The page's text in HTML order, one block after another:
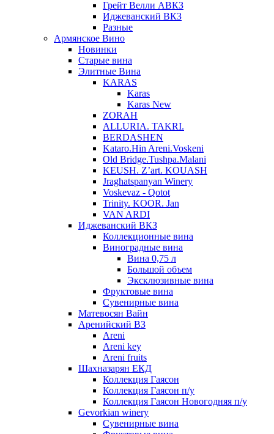
Грейт Велли АВКЗ
Иджеванский ВКЗ
Разные
Армянское Вино
Новинки
Старые вина
Элитные Вина
KARAS
Karas
Karas New
ZORAH
ALLURIA. TAKRI.
BERDASHEN
Kataro.Hin Areni.Voskeni
Old Bridge.Tushpa.Malani
KEUSH. Z’art. KOUASH
Jraghatspanyan Winery
Voskevaz - Qotot
Trinity. KOOR. Jan
VAN ARDI
Иджеванский ВКЗ
Коллекционные вина
Виноградные вина
Вина 0,75 л
Большой объем
Эксклюзивные вина
Фруктовые вина
Cувенирные вина
Матевосян Вайн
Аренийский ВЗ
Areni
Areni key
Areni fruits
Шахназарян ЕКД
Коллекция Гаясон
Коллекция Гаясон п/у
Коллекция Гаясон Новогодняя п/у
Gevorkian winery
Сувенирные вина